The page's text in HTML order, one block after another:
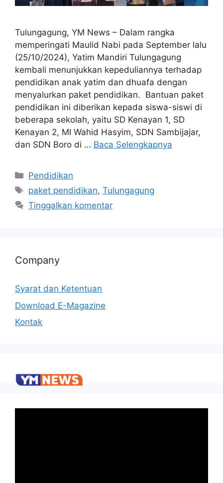
Tulungagung, YM News – Dalam rangka
memperingati Maulid Nabi pada September lalu
(25/10/2024), Yatim Mandiri Tulungagung
kembali menunjukkan kepeduliannya terhadap
pendidikan anak yatim dan dhuafa dengan
menyalurkan paket pendidikan. Bantuan paket
pendidikan ini diberikan kepada siswa-siswi di
beberapa sekolah, yaitu SD Kenayan 1, SD
Kenayan 2, MI Wahid Hasyim, SDN Sambijajar,
dan SDN Boro di … Baca Selengkapnya
Pendidikan
paket pendidikan,Tulungagung
Tinggalkan komentar
Company
Syarat dan Ketentuan
Download E-Magazine
Kontak